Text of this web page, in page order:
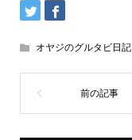
オヤジのグルタビ日記